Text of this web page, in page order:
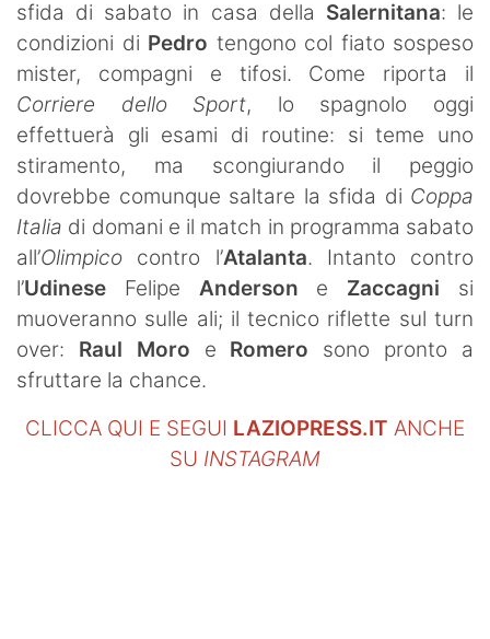
sfida di sabato in casa della Salernitana: le
condizioni di Pedro tengono col fiato sospeso
mister, compagni e tifosi. Come riporta il
Corriere dello Sport, lo spagnolo oggi
effettuerà gli esami di routine: si teme uno
stiramento, ma scongiurando il peggio
dovrebbe comunque saltare la sfida di Coppa
Italia di domani e il match in programma sabato
all’Olimpico contro l’Atalanta. Intanto contro
l’Udinese Felipe Anderson e Zaccagni si
muoveranno sulle ali; il tecnico riflette sul turn
over: Raul Moro e Romero sono pronto a
sfruttare la chance.
CLICCA QUI E SEGUI LAZIOPRESS.IT ANCHE
SU INSTAGRAM